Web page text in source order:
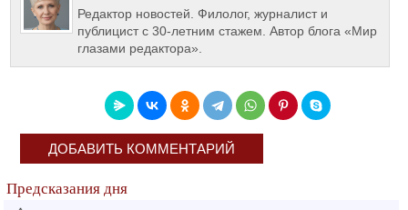
Редактор новостей. Филолог, журналист и
публицист с 30-летним стажем. Автор блога «Мир
глазами редактора».
ДОБАВИТЬ КОММЕНТАРИЙ
Предсказания дня